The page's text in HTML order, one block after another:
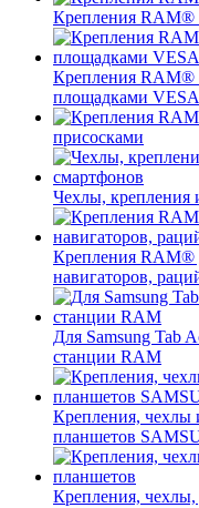
Крепления RAM®
Крепления RAM®
площадками VESA
присосками
Чехлы, крепления
Крепления RAM®
навигаторов,
Для Samsung Tab
станции RAM
Крепления, чехлы
планшетов
Крепления,